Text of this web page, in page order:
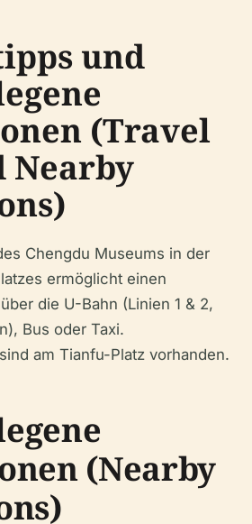
und
(Travel
Nearby
Chengdu Museums in der
ermöglicht einen
die U-Bahn (Linien 1 & 2,
Bus oder Taxi.
am Tianfu-Platz vorhanden.
(Nearby